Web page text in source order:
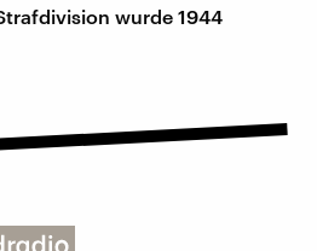
wurde 1944